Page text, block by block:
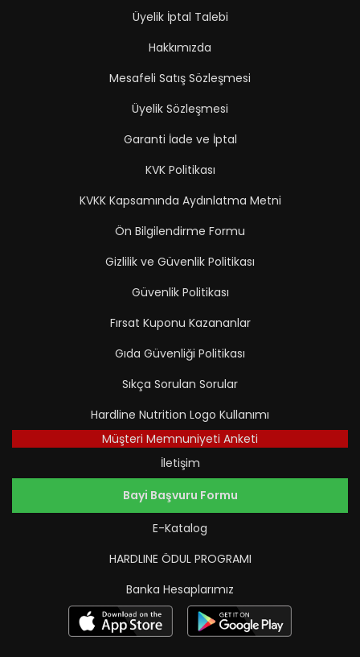
Üyelik İptal Talebi
Hakkımızda
Mesafeli Satış Sözleşmesi
Üyelik Sözleşmesi
Garanti İade ve İptal
KVK Politikası
KVKK Kapsamında Aydınlatma Metni
Ön Bilgilendirme Formu
Gizlilik ve Güvenlik Politikası
Güvenlik Politikası
Fırsat Kuponu Kazananlar
Gıda Güvenliği Politikası
Sıkça Sorulan Sorular
Hardline Nutrition Logo Kullanımı
Müşteri Memnuniyeti Anketi
İletişim
Bayi Başvuru Formu
E-Katalog
HARDLINE ÖDUL PROGRAMI
Banka Hesaplarımız